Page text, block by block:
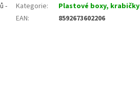
-
Kategorie:
Plastové boxy, krabičky
EAN: 8592673602206